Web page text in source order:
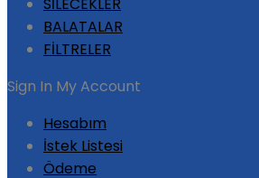
BALATALAR
FİLTRELER
Sign In My Account
Hesabım
İstek Listesi
Ödeme